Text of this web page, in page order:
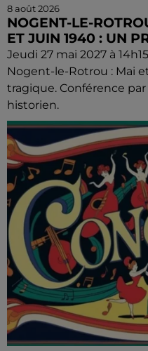
8 août 2026
NOGENT-LE-
ET JUIN 1940 : UN
Jeudi 27 mai 2027 à
Nogent-le-Rotrou : Mai
tragique. Conférence par
historien.